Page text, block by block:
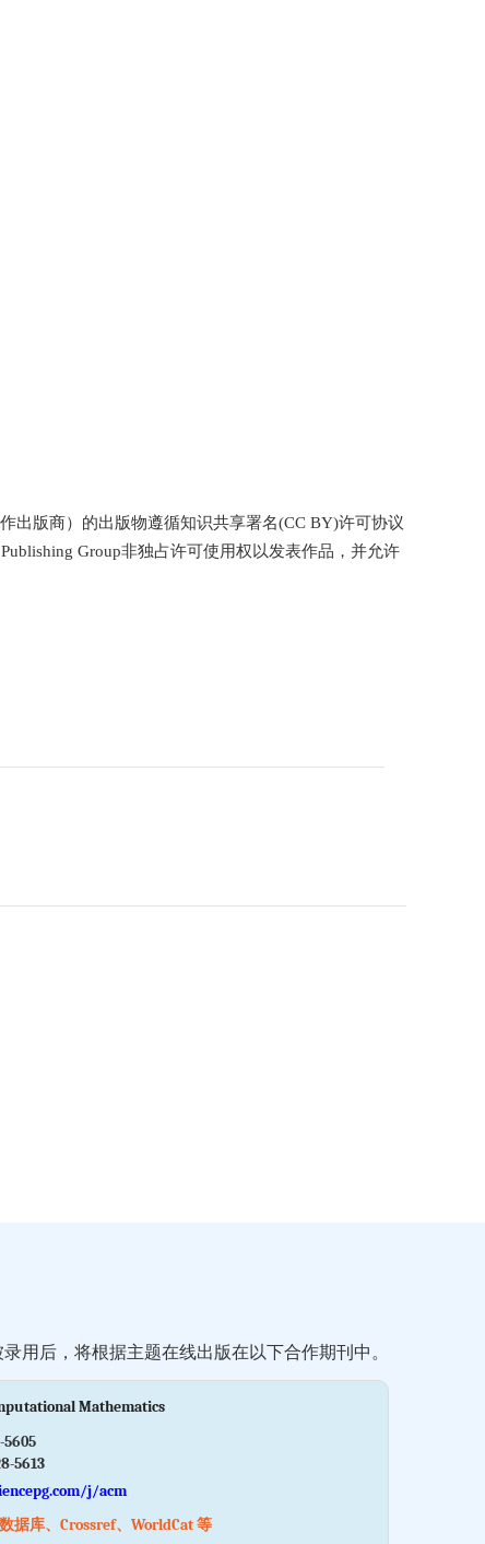
出版商）的出版物遵循知识共享署名(CC BY)许可协议
Group非独占许可使用权以发表作品，并允许
用后，将根据主题在线出版在以下合作期刊中。
Mathematics
5605
5613
j/acm
据库、Crossref、WorldCat 等